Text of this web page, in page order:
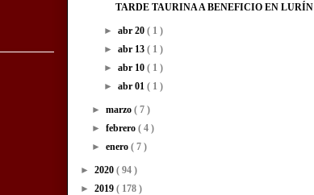
TARDE TAURINA A BENEFICIO EN LURÍN
► abr 20 ( 1 )
► abr 13 ( 1 )
► abr 10 ( 1 )
► abr 01 ( 1 )
►marzo( 7 )
►febrero( 4 )
►enero( 7 )
► 2020 ( 94 )
► 2019 ( 178 )